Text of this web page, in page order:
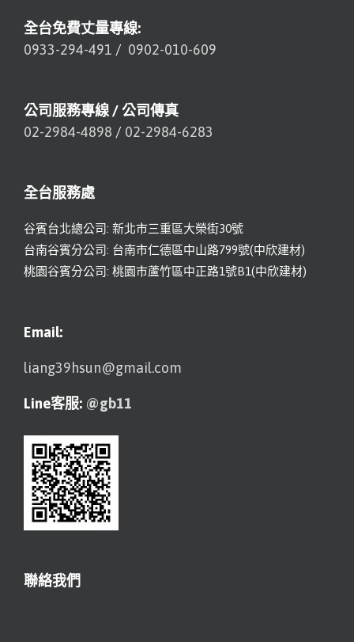
全台免費丈量專線:
0933-294-491 / 0902-010-609
公司服務專線 / 公司傳真
02-2984-4898 / 02-2984-6283
全台服務處
谷賓台北總公司: 新北市三重區大榮街30號
台南谷賓分公司: 台南市仁德區中山路799號(中欣建材)
桃園谷賓分公司: 桃園市蘆竹區中正路1號B1(中欣建材)
Email:
liang39hsun@gmail.com
Line客服: @gb11
聯絡我們